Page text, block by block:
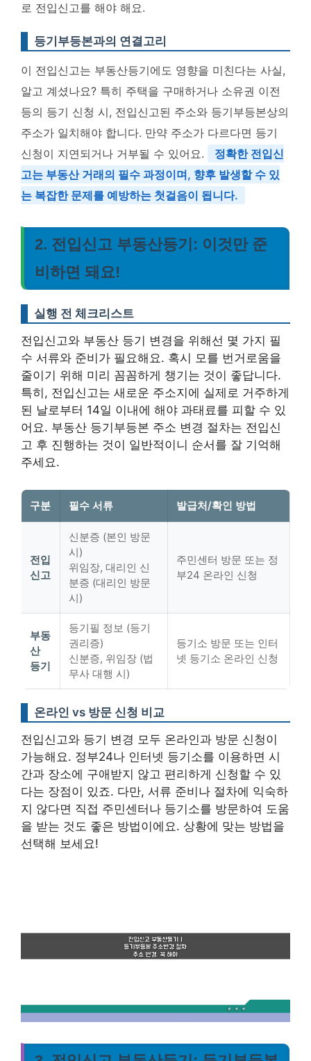
로 전입신고를 해야 해요.
등기부등본과의 연결고리
이 전입신고는 부동산등기에도 영향을 미친다는 사실,
알고 계셨나요? 특히 주택을 구매하거나 소유권 이전
등의 등기 신청 시, 전입신고된 주소와 등기부등본상의
주소가 일치해야 합니다. 만약 주소가 다르다면 등기
신청이 지연되거나 거부될 수 있어요.
정확한 전입신
고는 부동산 거래의 필수 과정이며, 향후 발생할 수 있
는 복잡한 문제를 예방하는 첫걸음이 됩니다.
2. 전입신고 부동산등기: 이것만 준
비하면 돼요!
실행 전 체크리스트
전입신고와 부동산 등기 변경을 위해선 몇 가지 필
수 서류와 준비가 필요해요. 혹시 모를 번거로움을
줄이기 위해 미리 꼼꼼하게 챙기는 것이 좋답니다.
특히, 전입신고는 새로운 주소지에 실제로 거주하게
된 날로부터 14일 이내에 해야 과태료를 피할 수 있
어요. 부동산 등기부등본 주소 변경 절차는 전입신
고 후 진행하는 것이 일반적이니 순서를 잘 기억해
주세요.
구분 필수 서류 발급처/확인 방법
전입
신고
신분증 (본인 방문
시)
위임장, 대리인 신
분증 (대리인 방문
시)
주민센터 방문 또는 정
부24 온라인 신청
부동
산
등기
등기필 정보 (등기
권리증)
신분증, 위임장 (법
무사 대행 시)
등기소 방문 또는 인터
넷 등기소 온라인 신청
온라인 vs 방문 신청 비교
전입신고와 등기 변경 모두 온라인과 방문 신청이
가능해요. 정부24나 인터넷 등기소를 이용하면 시
간과 장소에 구애받지 않고 편리하게 신청할 수 있
다는 장점이 있죠. 다만, 서류 준비나 절차에 익숙하
지 않다면 직접 주민센터나 등기소를 방문하여 도움
을 받는 것도 좋은 방법이에요. 상황에 맞는 방법을
선택해 보세요!